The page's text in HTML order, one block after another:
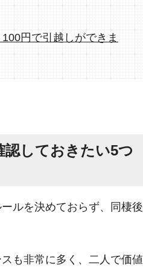
円で引越しができま
認しておきたい5つ
ルを決めておらず、同棲後
も非常に多く、二人で価値